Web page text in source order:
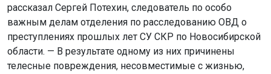
рассказал Сергей Потехин, следователь по особо
важным делам отделения по расследованию ОВД о
преступлениях прошлых лет СУ СКР по Новосибирской
области. — В результате одному из них причинены
телесные повреждения, несовместимые с жизнью,